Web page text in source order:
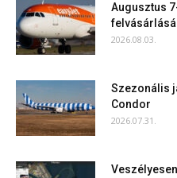
Augusztus
2026.08.03.
Szezonális
Condor
2026.07.31.